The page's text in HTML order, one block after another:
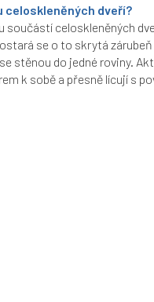
celoskleněných dveří?
celoskleněných
se o to skrytá
stěnou do jedné roviny.
k sobě a přesně lícují s